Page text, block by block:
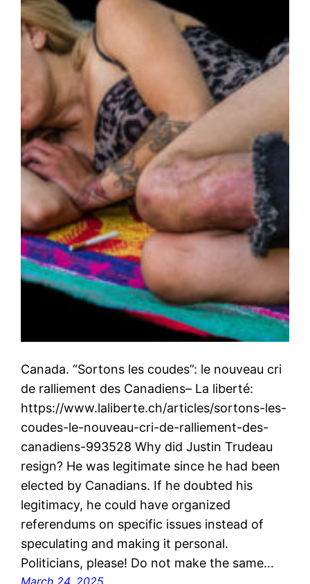
Canada. “Sortons les coudes”: le nouveau cri
de ralliement des Canadiens– La liberté:
https://www.laliberte.ch/articles/sortons-les-
coudes-le-nouveau-cri-de-ralliement-des-
canadiens-993528 Why did Justin Trudeau
resign? He was legitimate since he had been
elected by Canadians. If he doubted his
legitimacy, he could have organized
referendums on specific issues instead of
speculating and making it personal.
Politicians, please! Do not make the same…